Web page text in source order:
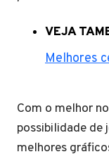
VEJA
Melhores
Com o melhor
possibilidade de
melhores